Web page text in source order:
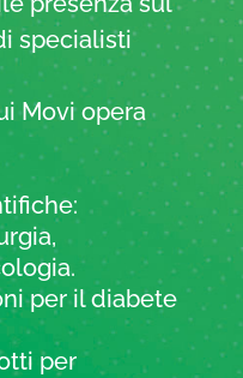
specialisti
Movi opera
per il diabete
per